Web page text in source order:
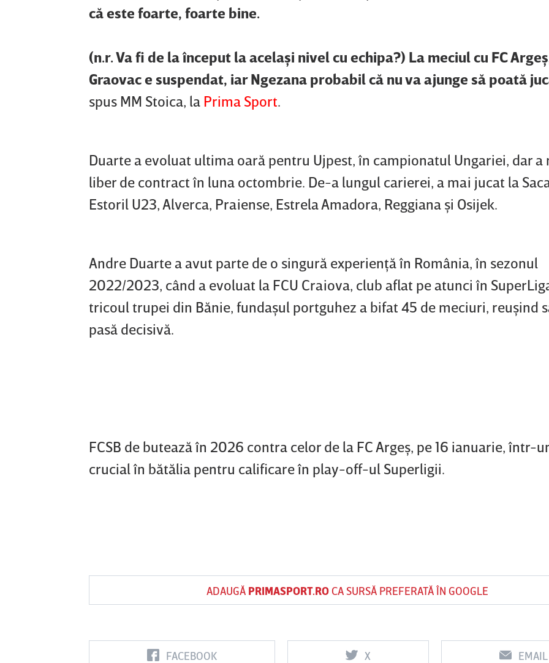
că este foarte, foarte bine.
(n.r. Va fi de la început la acelaşi nivel cu echipa?) La meciul cu FC
Graovac e suspendat, iar Ngezana probabil că nu va ajunge să poată
spus MM Stoica, la Prima Sport.
Duarte a evoluat ultima oară pentru Ujpest, în campionatul Ungariei, dar a
liber de contract în luna octombrie. De-a lungul carierei, a mai jucat la
Estoril U23, Alverca, Praiense, Estrela Amadora, Reggiana şi Osijek.
Andre Duarte a avut parte de o singură experienţă în România, în sezonul
2022/2023, când a evoluat la FCU Craiova, club aflat pe atunci în
tricoul trupei din Bănie, fundaşul portguhez a bifat 45 de meciuri, reuşind
pasă decisivă.
FCSB de butează în 2026 contra celor de la FC Argeş, pe 16 ianuarie, într-
crucial în bătălia pentru calificare în play-off-ul Superligii.
ADAUGĂ PRIMASPORT.ROCA SURSĂ PREFERATĂ ÎN GOOGLE
FACEBOOK X EMAIL